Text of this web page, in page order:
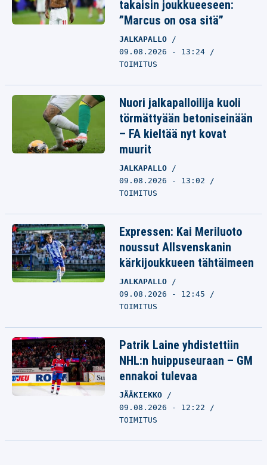
takaisin joukkueeseen:
”Marcus on osa sitä”
JALKAPALLO
09.08.2026 - 13:24
TOIMITUS
Nuori jalkapalloilija kuoli
törmättyään betoniseinään
– FA kieltää nyt kovat
muurit
JALKAPALLO
09.08.2026 - 13:02
TOIMITUS
Expressen: Kai Meriluoto
noussut Allsvenskanin
kärkijoukkueen tähtäimeen
JALKAPALLO
09.08.2026 - 12:45
TOIMITUS
Patrik Laine yhdistettiin
NHL:n huippuseuraan – GM
ennakoi tulevaa
JÄÄKIEKKO
09.08.2026 - 12:22
TOIMITUS